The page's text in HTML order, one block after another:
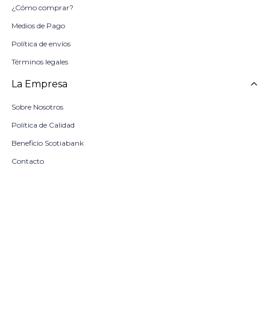
¿Cómo comprar?
Medios de Pago
Política de envíos
Términos legales
La Empresa
Sobre Nosotros
Política de Calidad
Beneficio Scotiabank
Contacto